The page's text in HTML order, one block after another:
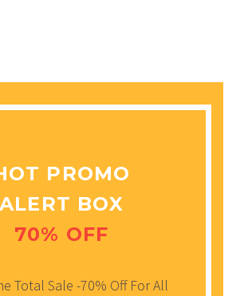
PROMO
ALERT BOX
70% OFF
Total Sale -70% Off For All